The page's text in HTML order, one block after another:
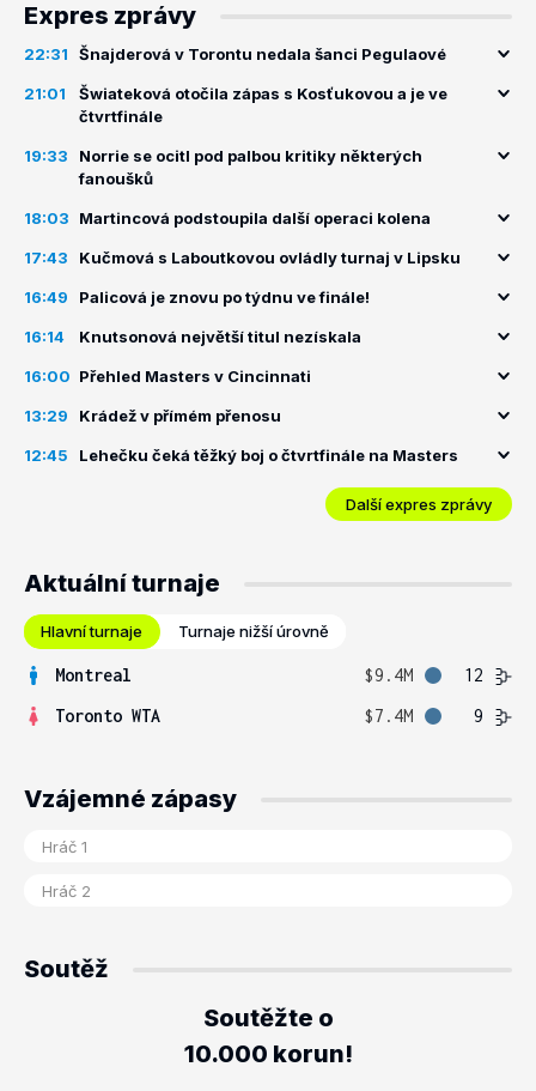
Expres zprávy
22:31 Šnajderová v Torontu nedala šanci Pegulaové
21:01
Šwiateková otočila zápas s Kosťukovou a je ve
čtvrtfinále
19:33
Norrie se ocitl pod palbou kritiky některých
fanoušků
18:03 Martincová podstoupila další operaci kolena
17:43 Kučmová s Laboutkovou ovládly turnaj v Lipsku
16:49 Palicová je znovu po týdnu ve finále!
16:14 Knutsonová největší titul nezískala
16:00 Přehled Masters v Cincinnati
13:29 Krádež v přímém přenosu
12:45 Lehečku čeká těžký boj o čtvrtfinále na Masters
Další expres zprávy
Aktuální turnaje
Hlavní turnaje Turnaje nižší úrovně
Montreal $9.4M
12
Toronto WTA
$7.4M 9
Vzájemné zápasy
Soutěž
Soutěžte o
10.000 korun!